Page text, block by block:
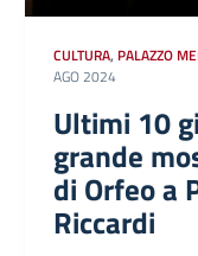
CULTURA, PALAZZO
AGO 2024
Ultimi 10
grande
di Orfeo a
Riccardi